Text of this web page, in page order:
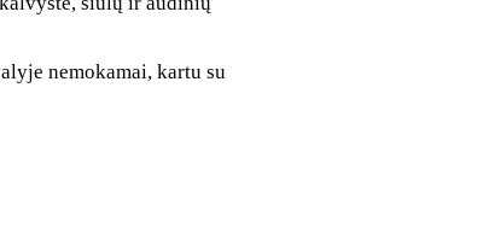
nemokamai, kartu su